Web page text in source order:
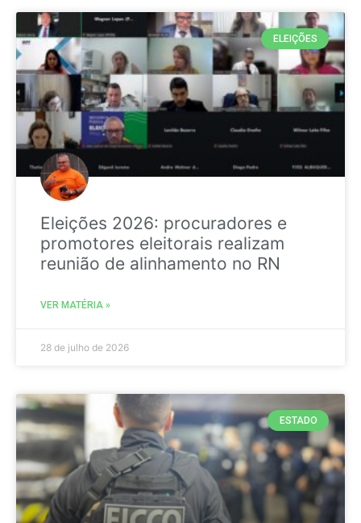
ELEIÇÕES
Eleições 2026: procuradores e
promotores eleitorais realizam
reunião de alinhamento no RN
VER MATÉRIA »
28 de julho de 2026
ESTADO